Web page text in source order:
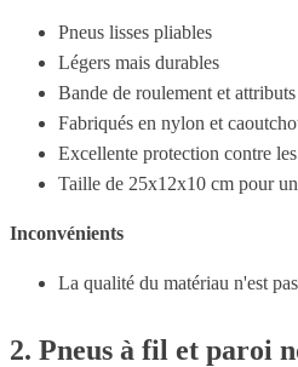
Pneus lisses pliables
Légers mais durables
Bande de roulement et
Fabriqués en nylon et
Excellente protection contre
Taille de 25x12x10 cm pour
Inconvénients
La qualité du matériau n'est
2. Pneus à fil et paroi